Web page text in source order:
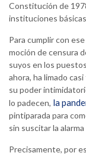
Constitución de
instituciones
Para cumplir con
moción de censura
suyos en los
ahora, ha limado
su poder
lo padecen, la
pintiparada para
sin suscitar la
Precisamente, por